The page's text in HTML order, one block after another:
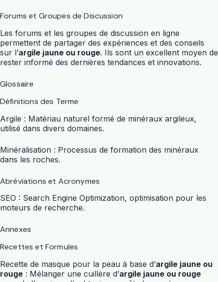
Forums et Groupes de Discussion
Les forums et les groupes de discussion en ligne
permettent de partager des expériences et des conseils
sur l’argile jaune ou rouge. Ils sont un excellent moyen de
rester informé des dernières tendances et innovations.
Glossaire
Définitions des Terme
Argile : Matériau naturel formé de minéraux argileux,
utilisé dans divers domaines.
Minéralisation : Processus de formation des minéraux
dans les roches.
Abréviations et Acronymes
SEO : Search Engine Optimization, optimisation pour les
moteurs de recherche.
Annexes
Recettes et Formules
Recette de masque pour la peau à base d’argile jaune ou
rouge : Mélanger une cuillère d’argile jaune ou rouge